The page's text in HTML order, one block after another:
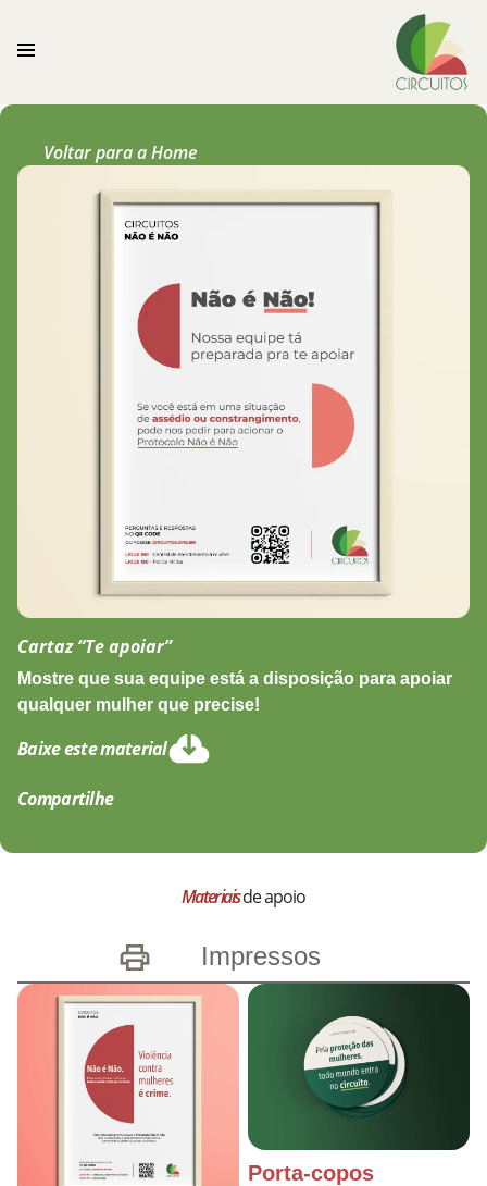
Voltar para a Home
Cartaz “Te apoiar”
Mostre que sua equipe está a disposição para apoiar
qualquer mulher que precise!
Baixe este material
Compartilhe
Materiaisde apoio
Impressos
Porta-copos